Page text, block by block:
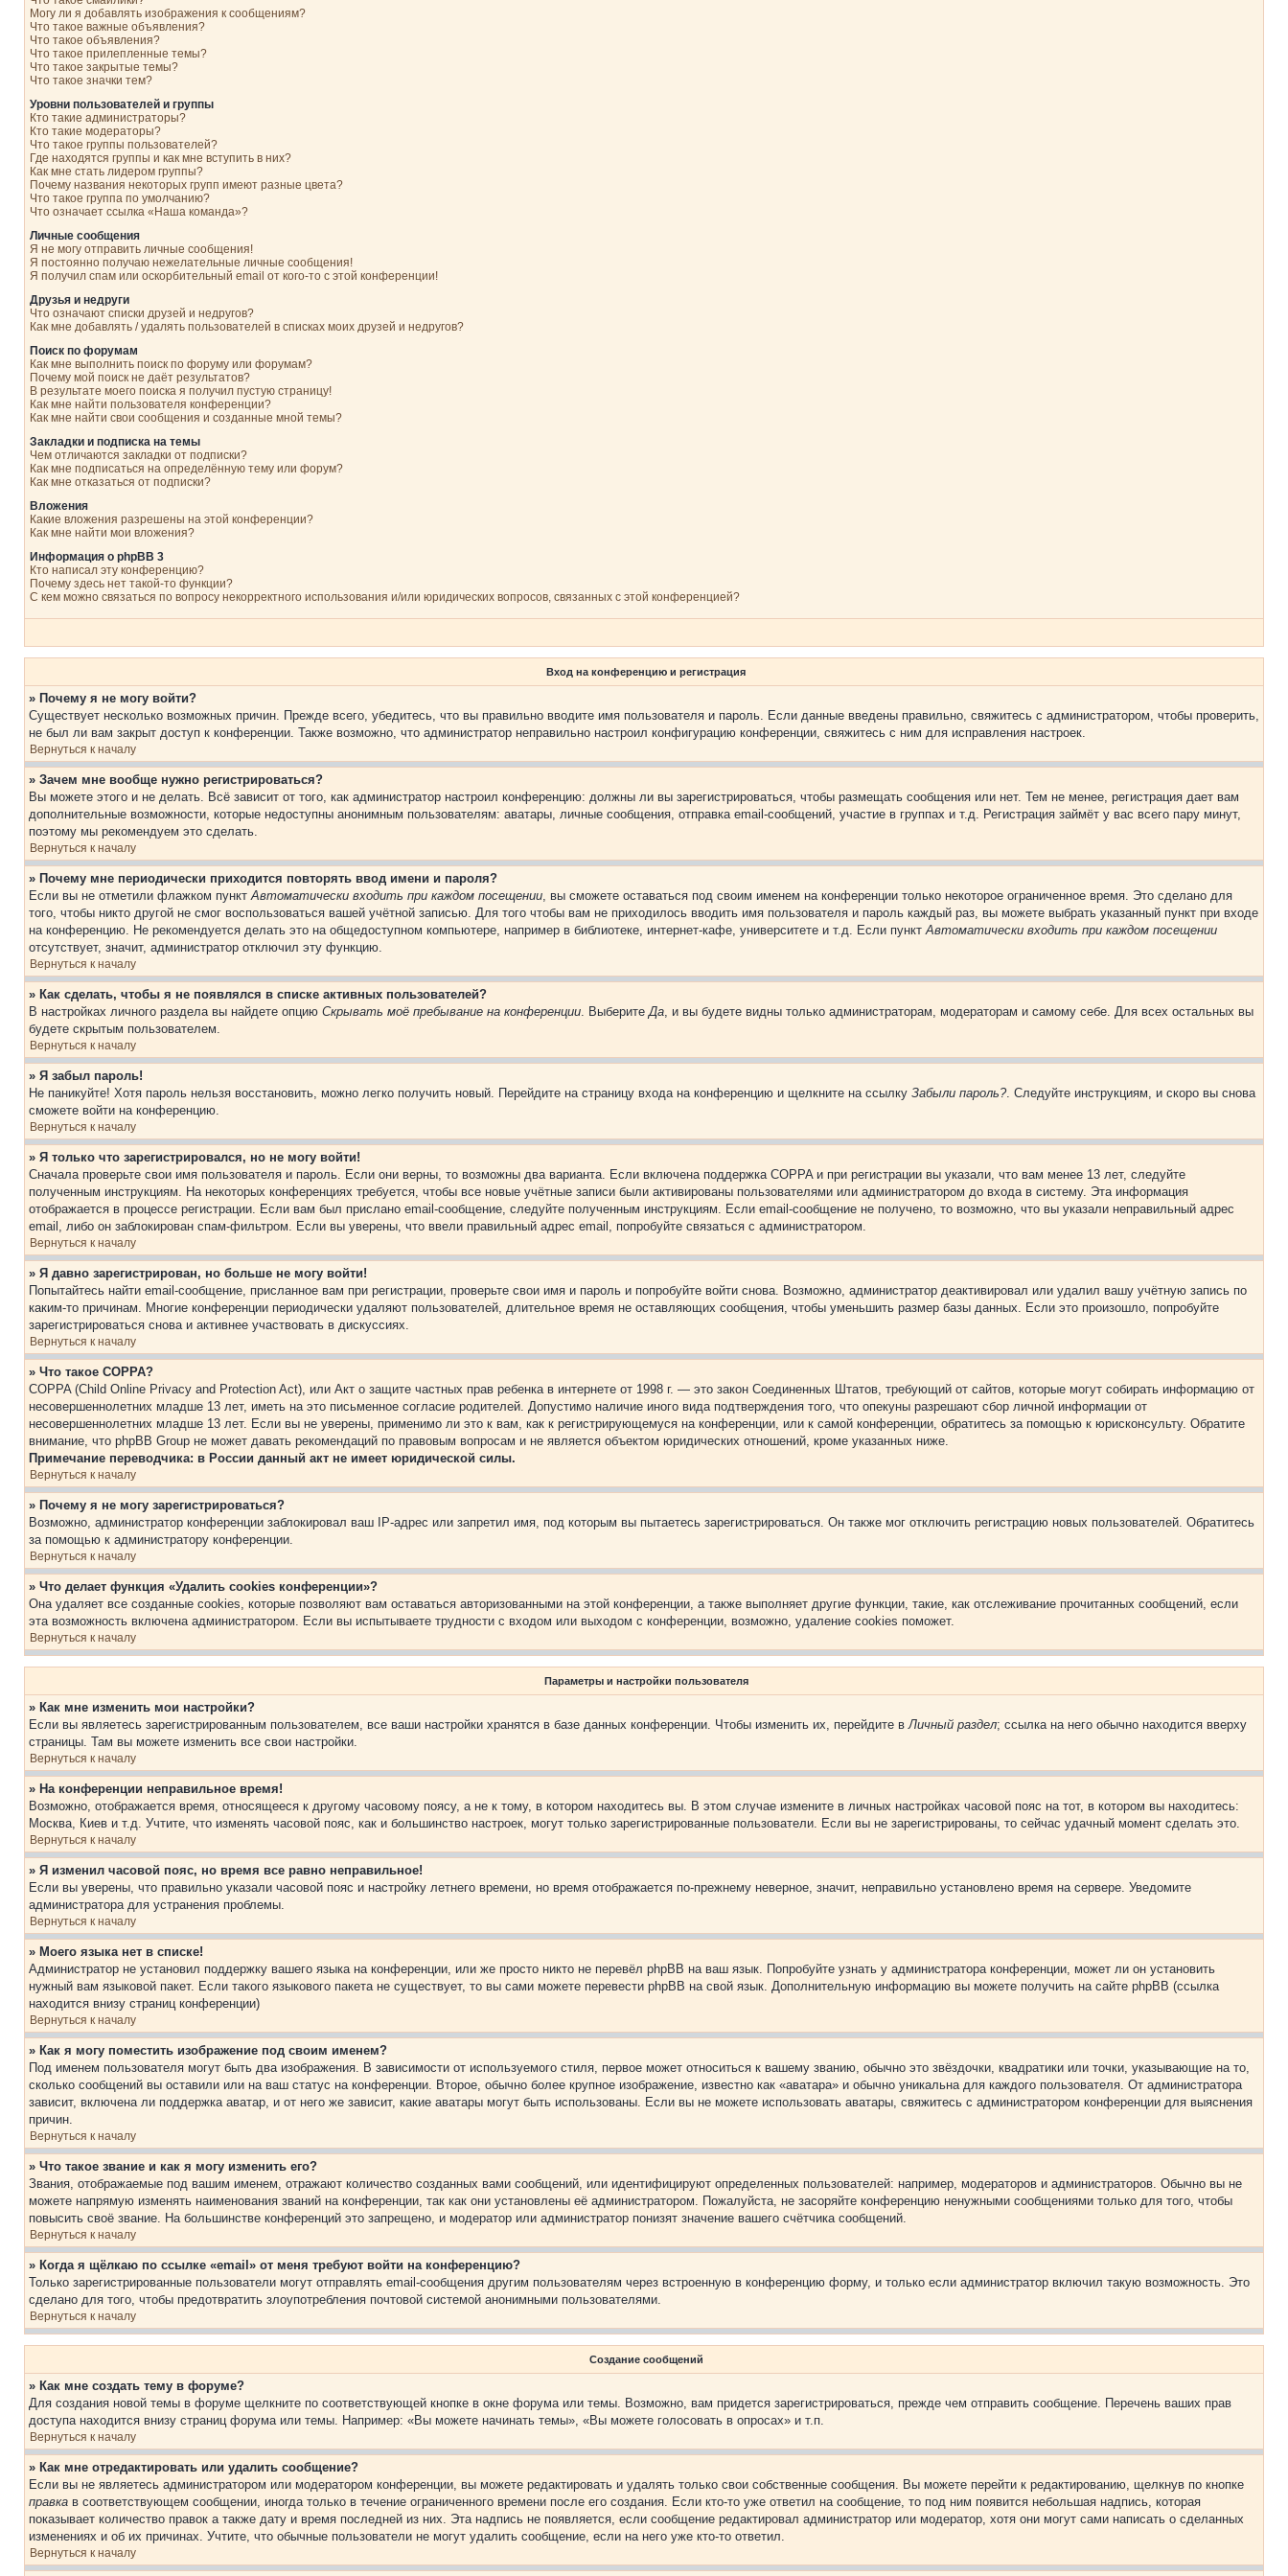
Могу ли я добавлять изображения к сообщениям?
Что такое важные объявления?
Что такое объявления?
Что такое прилепленные темы?
Что такое закрытые темы?
Что такое значки тем?
Уровни пользователей и группы
Кто такие администраторы?
Кто такие модераторы?
Что такое группы пользователей?
Где находятся группы и как мне вступить в них?
Как мне стать лидером группы?
Почему названия некоторых групп имеют разные цвета?
Что такое группа по умолчанию?
Что означает ссылка «Наша команда»?
Личные сообщения
Я не могу отправить личные сообщения!
Я постоянно получаю нежелательные личные сообщения!
Я получил спам или оскорбительный email от кого-то с этой конференции!
Друзья и недруги
Что означают списки друзей и недругов?
Как мне добавлять / удалять пользователей в списках моих друзей и недругов?
Поиск по форумам
Как мне выполнить поиск по форуму или форумам?
Почему мой поиск не даёт результатов?
В результате моего поиска я получил пустую страницу!
Как мне найти пользователя конференции?
Как мне найти свои сообщения и созданные мной темы?
Закладки и подписка на темы
Чем отличаются закладки от подписки?
Как мне подписаться на определённую тему или форум?
Как мне отказаться от подписки?
Вложения
Какие вложения разрешены на этой конференции?
Как мне найти мои вложения?
Информация о phpBB 3
Кто написал эту конференцию?
Почему здесь нет такой-то функции?
С кем можно связаться по вопросу некорректного использования и/или юридических вопросов, связанных с этой конференцией?
Вход на конференцию и регистрация
» Почему я не могу войти?
Существует несколько возможных причин. Прежде всего, убедитесь, что вы правильно вводите имя пользователя и пароль. Если данные введены правильно, свяжитесь с администратором, чтобы проверить,
не был ли вам закрыт доступ к конференции. Также возможно, что администратор неправильно настроил конфигурацию конференции, свяжитесь с ним для исправления настроек.
Вернуться к началу
» Зачем мне вообще нужно регистрироваться?
Вы можете этого и не делать. Всё зависит от того, как администратор настроил конференцию: должны ли вы зарегистрироваться, чтобы размещать сообщения или нет. Тем не менее, регистрация дает вам
дополнительные возможности, которые недоступны анонимным пользователям: аватары, личные сообщения, отправка email-сообщений, участие в группах и т.д. Регистрация займёт у вас всего пару минут,
поэтому мы рекомендуем это сделать.
Вернуться к началу
» Почему мне периодически приходится повторять ввод имени и пароля?
Если вы не отметили флажком пунктАвтоматически входить при каждом посещении, вы сможете оставаться под своим именем на конференции только некоторое ограниченное время. Это сделано для
того, чтобы никто другой не смог воспользоваться вашей учётной записью. Для того чтобы вам не приходилось вводить имя пользователя и пароль каждый раз, вы можете выбрать указанный пункт при входе
на конференцию. Не рекомендуется делать это на общедоступном компьютере, например в библиотеке, интернет-кафе, университете и т.д. Если пунктАвтоматически входить при каждом посещении
отсутствует, значит, администратор отключил эту функцию.
Вернуться к началу
» Как сделать, чтобы я не появлялся в списке активных пользователей?
В настройках личного раздела вы найдете опцию Скрывать моё пребывание на конференции. ВыберитеДа, и вы будете видны только администраторам, модераторам и самому себе. Для всех остальных вы
будете скрытым пользователем.
Вернуться к началу
» Я забыл пароль!
Не паникуйте! Хотя пароль нельзя восстановить, можно легко получить новый. Перейдите на страницу входа на конференцию и щелкните на ссылку Забыли пароль?. Следуйте инструкциям, и скоро вы снова
сможете войти на конференцию.
Вернуться к началу
» Я только что зарегистрировался, но не могу войти!
Сначала проверьте свои имя пользователя и пароль. Если они верны, то возможны два варианта. Если включена поддержка COPPA и при регистрации вы указали, что вам менее 13 лет, следуйте
полученным инструкциям. На некоторых конференциях требуется, чтобы все новые учётные записи были активированы пользователями или администратором до входа в систему. Эта информация
отображается в процессе регистрации. Если вам был прислано email-сообщение, следуйте полученным инструкциям. Если email-сообщение не получено, то возможно, что вы указали неправильный адрес
email, либо он заблокирован спам-фильтром. Если вы уверены, что ввели правильный адрес email, попробуйте связаться с администратором.
Вернуться к началу
» Я давно зарегистрирован, но больше не могу войти!
Попытайтесь найти email-сообщение, присланное вам при регистрации, проверьте свои имя и пароль и попробуйте войти снова. Возможно, администратор деактивировал или удалил вашу учётную запись по
каким-то причинам. Многие конференции периодически удаляют пользователей, длительное время не оставляющих сообщения, чтобы уменьшить размер базы данных. Если это произошло, попробуйте
зарегистрироваться снова и активнее участвовать в дискуссиях.
Вернуться к началу
» Что такое COPPA?
COPPA (Child Online Privacy and Protection Act), или Акт о защите частных прав ребенка в интернете от 1998 г. — это закон Соединенных Штатов, требующий от сайтов, которые могут собирать информацию от
несовершеннолетних младше 13 лет, иметь на это письменное согласие родителей. Допустимо наличие иного вида подтверждения того, что опекуны разрешают сбор личной информации от
несовершеннолетних младше 13 лет. Если вы не уверены, применимо ли это к вам, как к регистрирующемуся на конференции, или к самой конференции, обратитесь за помощью к юрисконсульту. Обратите
внимание, что phpBB Group не может давать рекомендаций по правовым вопросам и не является объектом юридических отношений, кроме указанных ниже.
Примечание переводчика: в России данный акт не имеет юридической силы.
Вернуться к началу
» Почему я не могу зарегистрироваться?
Возможно, администратор конференции заблокировал ваш IP-адрес или запретил имя, под которым вы пытаетесь зарегистрироваться. Он также мог отключить регистрацию новых пользователей. Обратитесь
за помощью к администратору конференции.
Вернуться к началу
» Что делает функция «Удалить cookies конференции»?
Она удаляет все созданные cookies, которые позволяют вам оставаться авторизованными на этой конференции, а также выполняет другие функции, такие, как отслеживание прочитанных сообщений, если
эта возможность включена администратором. Если вы испытываете трудности с входом или выходом с конференции, возможно, удаление cookies поможет.
Вернуться к началу
Параметры и настройки пользователя
» Как мне изменить мои настройки?
Если вы являетесь зарегистрированным пользователем, все ваши настройки хранятся в базе данных конференции. Чтобы изменить их, перейдите вЛичный раздел; ссылка на него обычно находится вверху
страницы. Там вы можете изменить все свои настройки.
Вернуться к началу
» На конференции неправильное время!
Возможно, отображается время, относящееся к другому часовому поясу, а не к тому, в котором находитесь вы. В этом случае измените в личных настройках часовой пояс на тот, в котором вы находитесь:
Москва, Киев и т.д. Учтите, что изменять часовой пояс, как и большинство настроек, могут только зарегистрированные пользователи. Если вы не зарегистрированы, то сейчас удачный момент сделать это.
Вернуться к началу
» Я изменил часовой пояс, но время все равно неправильное!
Если вы уверены, что правильно указали часовой пояс и настройку летнего времени, но время отображается по-прежнему неверное, значит, неправильно установлено время на сервере. Уведомите
администратора для устранения проблемы.
Вернуться к началу
» Моего языка нет в списке!
Администратор не установил поддержку вашего языка на конференции, или же просто никто не перевёл phpBB на ваш язык. Попробуйте узнать у администратора конференции, может ли он установить
нужный вам языковой пакет. Если такого языкового пакета не существует, то вы сами можете перевести phpBB на свой язык. Дополнительную информацию вы можете получить на сайте phpBB (ссылка
находится внизу страниц конференции)
Вернуться к началу
» Как я могу поместить изображение под своим именем?
Под именем пользователя могут быть два изображения. В зависимости от используемого стиля, первое может относиться к вашему званию, обычно это звёздочки, квадратики или точки, указывающие на то,
сколько сообщений вы оставили или на ваш статус на конференции. Второе, обычно более крупное изображение, известно как «аватара» и обычно уникальна для каждого пользователя. От администратора
зависит, включена ли поддержка аватар, и от него же зависит, какие аватары могут быть использованы. Если вы не можете использовать аватары, свяжитесь с администратором конференции для выяснения
причин.
Вернуться к началу
» Что такое звание и как я могу изменить его?
Звания, отображаемые под вашим именем, отражают количество созданных вами сообщений, или идентифицируют определенных пользователей: например, модераторов и администраторов. Обычно вы не
можете напрямую изменять наименования званий на конференции, так как они установлены её администратором. Пожалуйста, не засоряйте конференцию ненужными сообщениями только для того, чтобы
повысить своё звание. На большинстве конференций это запрещено, и модератор или администратор понизят значение вашего счётчика сообщений.
Вернуться к началу
» Когда я щёлкаю по ссылке «email» от меня требуют войти на конференцию?
Только зарегистрированные пользователи могут отправлять email-сообщения другим пользователям через встроенную в конференцию форму, и только если администратор включил такую возможность. Это
сделано для того, чтобы предотвратить злоупотребления почтовой системой анонимными пользователями.
Вернуться к началу
Создание сообщений
» Как мне создать тему в форуме?
Для создания новой темы в форуме щелкните по соответствующей кнопке в окне форума или темы. Возможно, вам придется зарегистрироваться, прежде чем отправить сообщение. Перечень ваших прав
доступа находится внизу страниц форума или темы. Например: «Вы можете начинать темы», «Вы можете голосовать в опросах» и т.п.
Вернуться к началу
» Как мне отредактировать или удалить сообщение?
Если вы не являетесь администратором или модератором конференции, вы можете редактировать и удалять только свои собственные сообщения. Вы можете перейти к редактированию, щелкнув по кнопке
правка в соответствующем сообщении, иногда только в течение ограниченного времени после его создания. Если кто-то уже ответил на сообщение, то под ним появится небольшая надпись, которая
показывает количество правок а также дату и время последней из них. Эта надпись не появляется, если сообщение редактировал администратор или модератор, хотя они могут сами написать о сделанных
изменениях и об их причинах. Учтите, что обычные пользователи не могут удалить сообщение, если на него уже кто-то ответил.
Вернуться к началу